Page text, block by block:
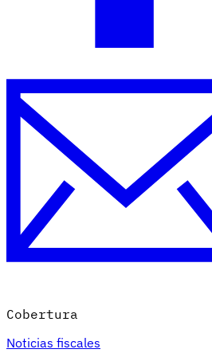
Cobertura
Noticias fiscales